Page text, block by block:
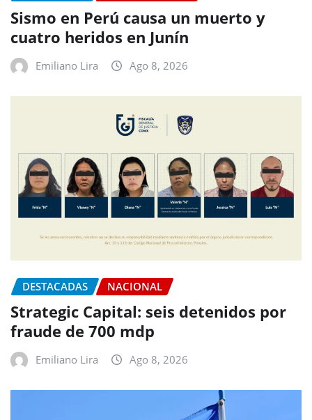
Sismo en Perú causa un muerto y
cuatro heridos en Junín
Emiliano Lira Ago 8, 2026
DESTACADAS NACIONAL
Strategic Capital: seis detenidos por
fraude de 700 mdp
Emiliano Lira Ago 8, 2026